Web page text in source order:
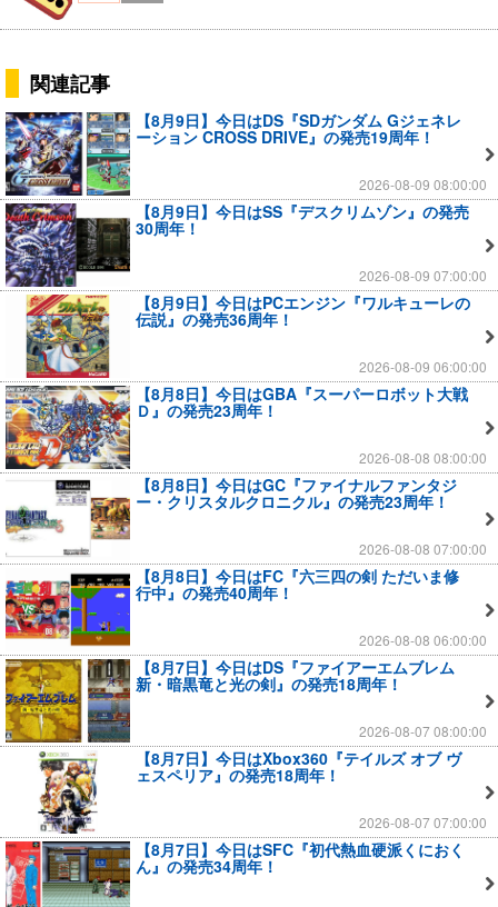
関連記事
【8月9日】今日はDS『SDガンダム Gジェネレ
ーション CROSS DRIVE』の発売19周年！
2026-08-09 08:00:00
【8月9日】今日はSS『デスクリムゾン』の発売
30周年！
2026-08-09 07:00:00
【8月9日】今日はPCエンジン『ワルキューレの
伝説』の発売36周年！
2026-08-09 06:00:00
【8月8日】今日はGBA『スーパーロボット大戦
Ｄ』の発売23周年！
2026-08-08 08:00:00
【8月8日】今日はGC『ファイナルファンタジ
ー・クリスタルクロニクル』の発売23周年！
2026-08-08 07:00:00
【8月8日】今日はFC『六三四の剣 ただいま修
行中』の発売40周年！
2026-08-08 06:00:00
【8月7日】今日はDS『ファイアーエムブレム
新・暗黒竜と光の剣』の発売18周年！
2026-08-07 08:00:00
【8月7日】今日はXbox360『テイルズ オブ ヴ
ェスペリア』の発売18周年！
2026-08-07 07:00:00
【8月7日】今日はSFC『初代熱血硬派くにおく
ん』の発売34周年！